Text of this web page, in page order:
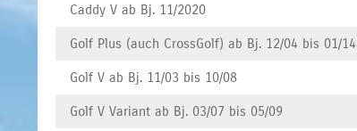
Caddy V ab Bj. 11/2020
Golf Plus (auch CrossGolf) ab Bj. 12/04 bis 01/14
Golf V ab Bj. 11/03 bis 10/08
Golf V Variant ab Bj. 03/07 bis 05/09